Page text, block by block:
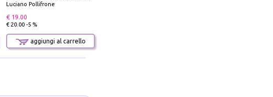
Luciano Pollifrone
€ 19.00
€ 20.00 -5 %
aggiungi al carrello